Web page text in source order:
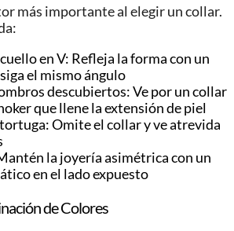
más importante al elegir un collar.
en V: Refleja la forma con un
el mismo ángulo
descubiertos: Ve por un collar
que llene la extensión de piel
Omite el collar y ve atrevida
la joyería asimétrica con un
en el lado expuesto
de Colores